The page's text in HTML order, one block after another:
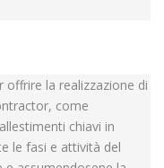
offrire la realizzazione di
come
chiavi in
le fasi e attività del